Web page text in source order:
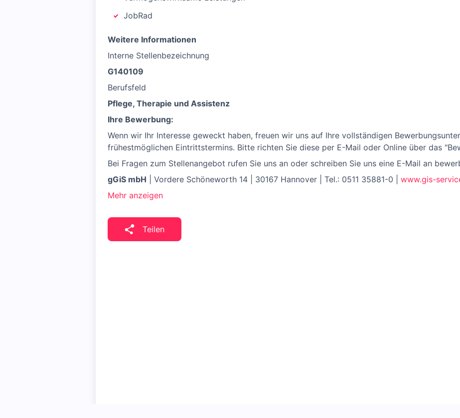
JobRad
Weitere Informationen
Interne Stellenbezeichnung
G140109
Berufsfeld
Pflege, Therapie und Assistenz
Ihre Bewerbung:
Wenn wir Ihr Interesse geweckt haben, freuen wir uns auf Ihre vollständigen
frühestmöglichen Eintrittstermins. Bitte richten Sie diese per E-Mail oder Online über das
Bei Fragen zum Stellenangebot rufen Sie uns an oder schreiben Sie uns eine E-Mail an
gGiS mbH | Vordere Schöneworth 14 | 30167 Hannover | Tel.: 0511 35881-0 | www.gis-
Mehr anzeigen
Teilen